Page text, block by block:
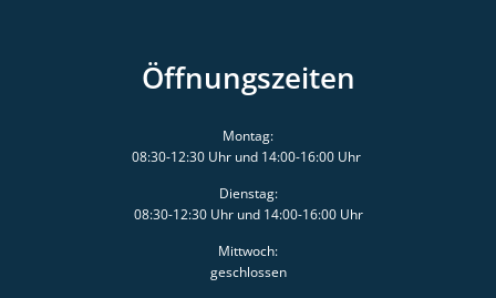
Öffnungszeiten
Montag:
08:30-12:30 Uhr und 14:00-16:00 Uhr
Dienstag:
08:30-12:30 Uhr und 14:00-16:00 Uhr
Mittwoch:
geschlossen